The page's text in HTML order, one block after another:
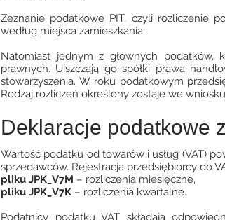
Zeznanie podatkowe PIT, czyli rozliczenie
według miejsca zamieszkania.
Natomiast jednym z głównych podatków,
prawnych. Uiszczają go spółki prawa
stowarzyszenia. W roku podatkowym
Rodzaj rozliczeń określony zostaje we
Deklaracje podatkowe
Wartość podatku od towarów i usług (VAT)
sprzedawców. Rejestracja przedsiębiorcy do
pliku JPK_V7M – rozliczenia miesięczne,
pliku JPK_V7K – rozliczenia kwartalne.
Podatnicy podatku VAT składają